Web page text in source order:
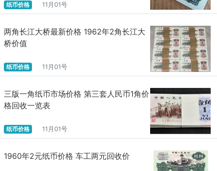
纸币价格 11月01号
两角长江大桥最新价格 1962年2角长江大
桥价值
纸币价格 11月01号
三版一角纸币市场价格 第三套人民币1角价
格回收一览表
纸币价格 11月01号
1960年2元纸币价格 车工两元回收价